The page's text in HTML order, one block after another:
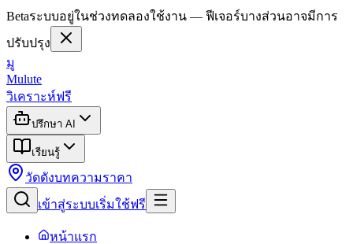
Betaระบบอยู่ในช่วงทดลองใช้งาน — ฟีเจอร์บางส่วนอาจมีการ
ปรับปรุง
มู
Mulute
วิเคราะห์ฟรี
ปรึกษา AI
เรียนรู้
วัดดังบทความราคา
เข้าสู่ระบบเริ่มใช้ฟรี
หน้าแรก